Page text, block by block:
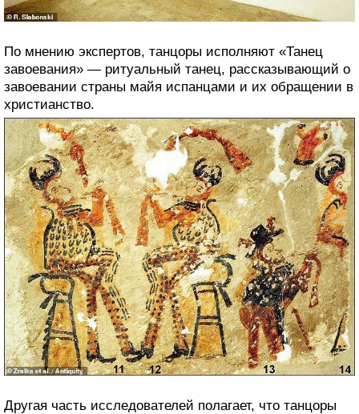
По мнению экспертов, танцоры исполняют «Танец
завоевания» — ритуальный танец, рассказывающий о
завоевании страны майя испанцами и их обращении в
христианство.
Другая часть исследователей полагает, что танцоры